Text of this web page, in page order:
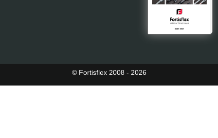
© Fortisflex 2008 - 2026